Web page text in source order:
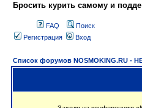
Бросить курить самому и
FAQ
Поиск
Регистрация
Вход
Список форумов NOSMOKING.RU -